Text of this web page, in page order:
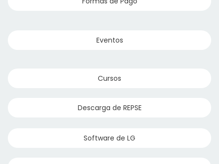
Eventos
Cursos
Descarga de REPSE
Software de LG